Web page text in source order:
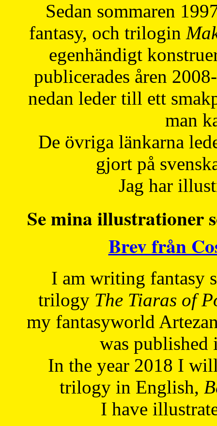
Sedan sommaren
fantasy, och trilogin
egenhändigt
publicerades åren
nedan leder till ett
man
De övriga länkarna
gjort på
Jag har
Se mina illustrationer
Brev från
I am writing fantasy
trilogy The Tiaras of
my fantasyworld
was published
In the year 2018 I
trilogy in English,
I have